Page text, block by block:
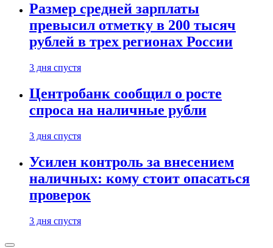
Размер средней зарплаты
превысил отметку в 200 тысяч
рублей в трех регионах России
3 дня спустя
Центробанк сообщил о росте
спроса на наличные рубли
3 дня спустя
Усилен контроль за внесением
наличных: кому стоит опасаться
проверок
3 дня спустя